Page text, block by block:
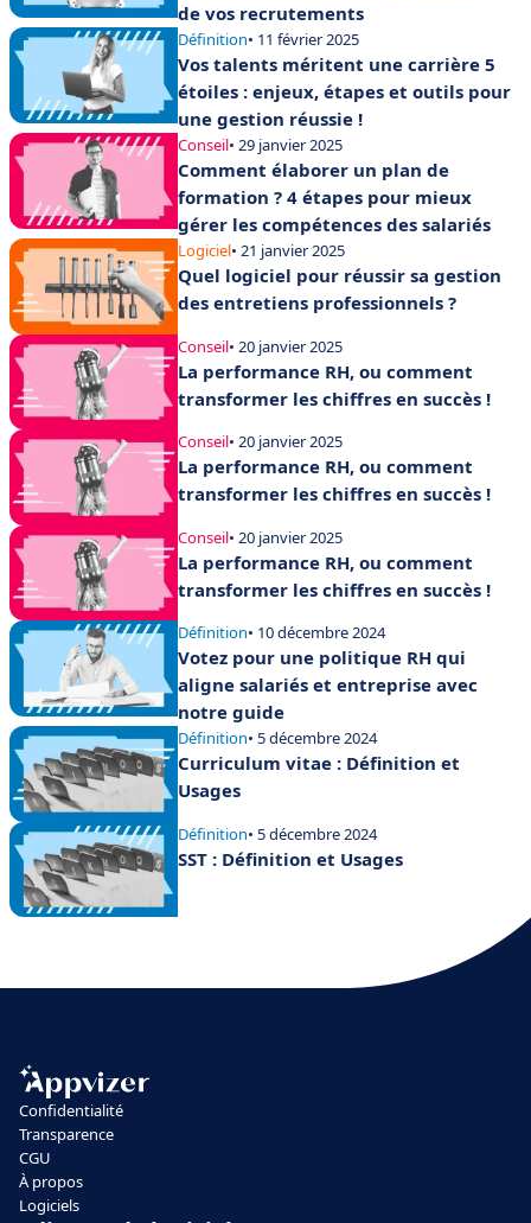
de vos recrutements
Définition• 11 février 2025
Vos talents méritent une carrière 5
étoiles : enjeux, étapes et outils pour
une gestion réussie !
Conseil• 29 janvier 2025
Comment élaborer un plan de
formation ? 4 étapes pour mieux
gérer les compétences des salariés
Logiciel• 21 janvier 2025
Quel logiciel pour réussir sa gestion
des entretiens professionnels ?
Conseil• 20 janvier 2025
La performance RH, ou comment
transformer les chiffres en succès !
Conseil• 20 janvier 2025
La performance RH, ou comment
transformer les chiffres en succès !
Conseil• 20 janvier 2025
La performance RH, ou comment
transformer les chiffres en succès !
Définition• 10 décembre 2024
Votez pour une politique RH qui
aligne salariés et entreprise avec
notre guide
Définition• 5 décembre 2024
Curriculum vitae : Définition et
Usages
Définition• 5 décembre 2024
SST : Définition et Usages
Confidentialité
Transparence
CGU
À propos
Logiciels